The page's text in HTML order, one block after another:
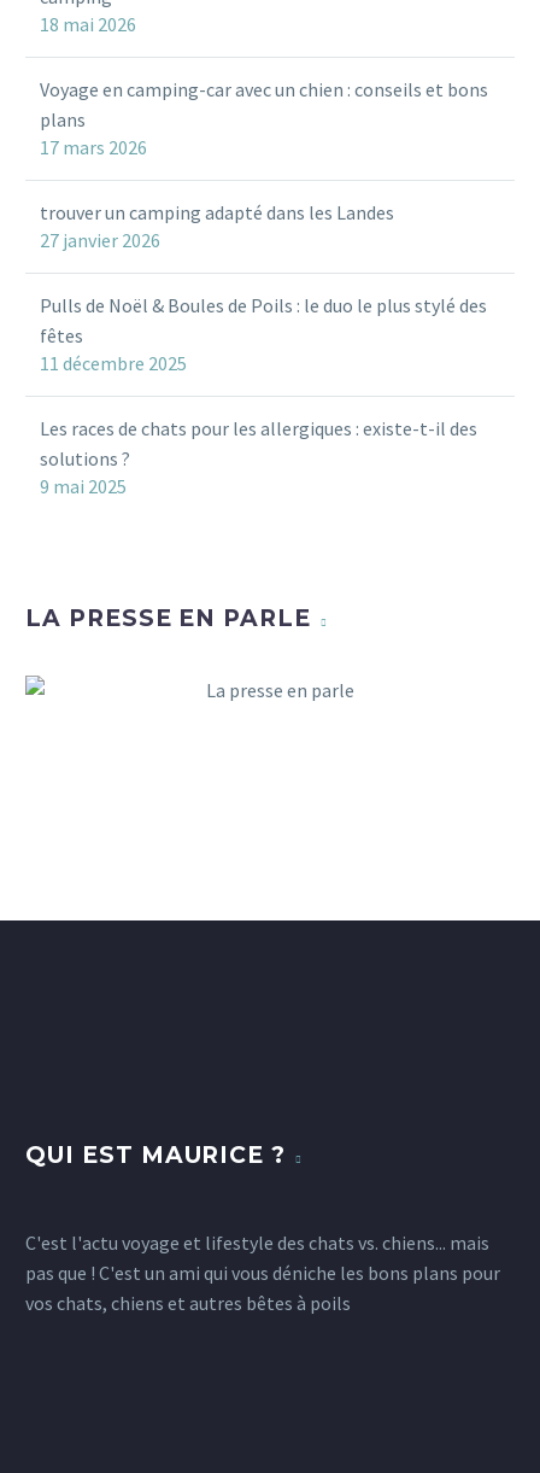
18 mai 2026
Voyage en camping-car avec un chien : conseils et bons
plans
17 mars 2026
trouver un camping adapté dans les Landes
27 janvier 2026
Pulls de Noël & Boules de Poils : le duo le plus stylé des
fêtes
11 décembre 2025
Les races de chats pour les allergiques : existe-t-il des
solutions ?
9 mai 2025
LA PRESSE EN PARLE
QUI EST MAURICE ?
C'est l'actu voyage et lifestyle des chats vs. chiens... mais
pas que ! C'est un ami qui vous déniche les bons plans pour
vos chats, chiens et autres bêtes à poils